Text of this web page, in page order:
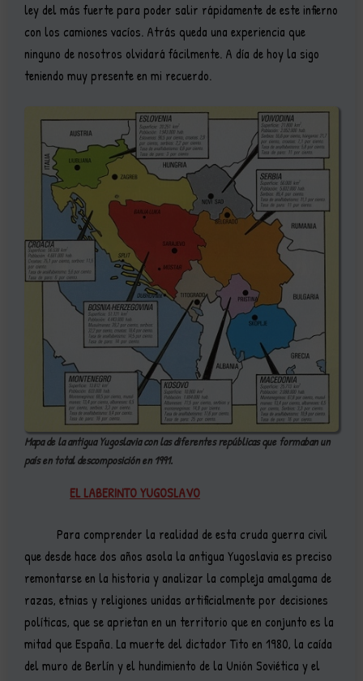
ley del más fuerte para poder salir rápidamente de este infierno
con los camiones vacíos. Atrás queda una experiencia que
ninguno de nosotros olvidará fácilmente. A día de hoy la sigo
teniendo muy presente en mi recuerdo.
Mapa de la antigua Yugoslavia con las diferentes repúblicas que formaban un
país en total descomposición en 1991.
EL LABERINTO YUGOSLAVO
Para comprender la realidad de esta cruda guerra civil
que desde hace dos años asola la antigua Yugoslavia es preciso
remontarse en la historia y analizar la compleja amalgama de
razas, etnias y religiones unidas artificialmente por decisiones
políticas, que se aprietan en un territorio que en conjunto es la
mitad que España. La muerte del dictador Tito en 1980, la caída
del muro de Berlín y el hundimiento de la Unión Soviética y el